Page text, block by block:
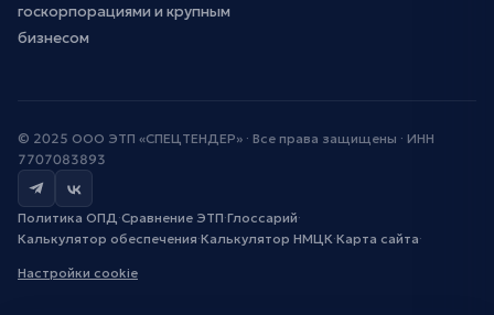
госкорпорациями и крупным
бизнесом
© 2025 ООО ЭТП «СПЕЦТЕНДЕР» · Все права защищены · ИНН
7707083893
Политика ОПД ·Сравнение ЭТП·Глоссарий·
Калькулятор обеспечения·Калькулятор НМЦК·Карта сайта·
Настройки cookie